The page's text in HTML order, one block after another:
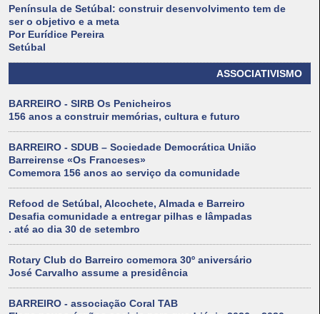
Península de Setúbal: construir desenvolvimento tem de
ser o objetivo e a meta
Por Eurídice Pereira
Setúbal
ASSOCIATIVISMO
BARREIRO - SIRB Os Penicheiros
156 anos a construir memórias, cultura e futuro
BARREIRO - SDUB – Sociedade Democrática União
Barreirense «Os Franceses»
Comemora 156 anos ao serviço da comunidade
Refood de Setúbal, Alcochete, Almada e Barreiro
Desafia comunidade a entregar pilhas e lâmpadas
. até ao dia 30 de setembro
Rotary Club do Barreiro comemora 30º aniversário
José Carvalho assume a presidência
BARREIRO - associação Coral TAB